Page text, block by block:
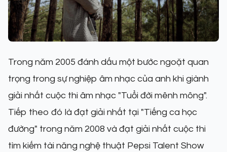
Trong năm 2005 đánh dấu một bước ngoặt quan
trọng trong sự nghiệp âm nhạc của anh khi giành
giải nhất cuộc thi âm nhạc "Tuổi đời mênh mông".
Tiếp theo đó là đạt giải nhất tại "Tiếng ca học
đường" trong năm 2008 và đạt giải nhất cuộc thi
tìm kiếm tài năng nghệ thuật Pepsi Talent Show